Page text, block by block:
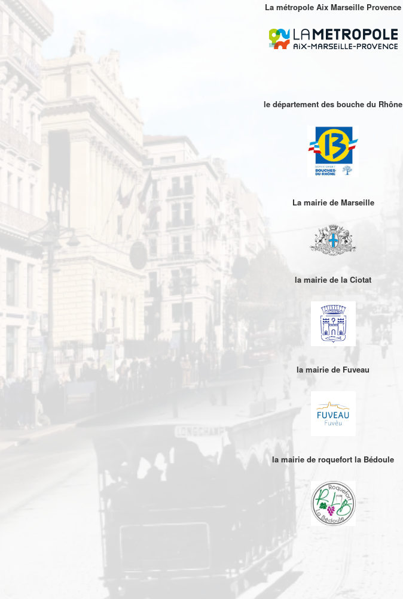
La métropole Aix Marseille Provence
le département des bouche du Rhône
La mairie de Marseille
la mairie de la Ciotat
la mairie de Fuveau
la mairie de roquefort la Bédoule